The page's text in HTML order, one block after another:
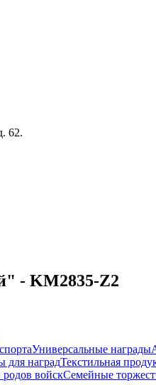
62.
- KM2835-Z2
Универсальные награды
для наградТекстильная
войскСемейные